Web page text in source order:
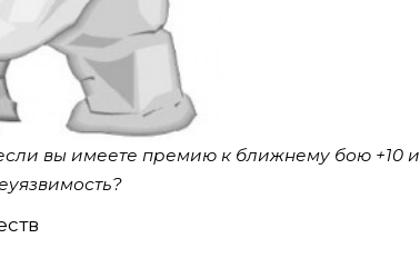
вы имеете премию к ближнему бою +10 и